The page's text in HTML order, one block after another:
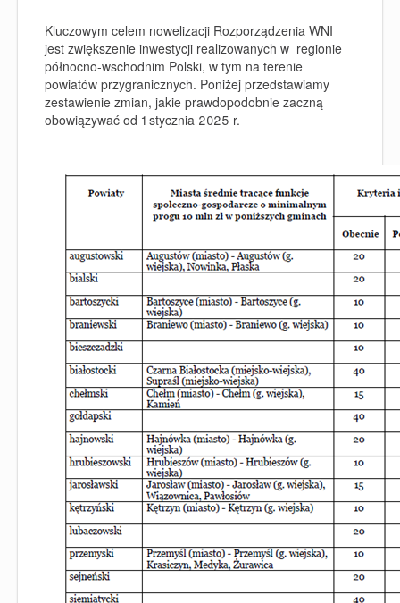
Kluczowym celem nowelizacji Rozporządzenia WNI
jest zwiększenie inwestycji realizowanych w regionie
północno-wschodnim Polski, w tym na terenie
powiatów przygranicznych. Poniżej przedstawiamy
zestawienie zmian, jakie prawdopodobnie zaczną
obowiązywać od 1 stycznia 2025 r.